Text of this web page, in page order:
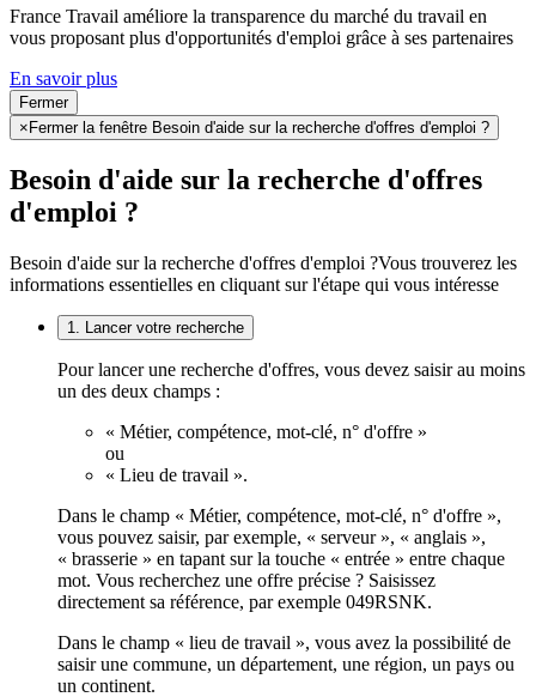
France Travail améliore la transparence du marché du travail en
vous proposant plus d'opportunités d'emploi grâce à ses partenaires
En savoir plus
Fermer
× Fermer la fenêtre Besoin d'aide sur la recherche d'offres d'emploi ?
Besoin d'aide sur la recherche d'offres
d'emploi ?
Besoin d'aide sur la recherche d'offres d'emploi ?Vous trouverez les
informations essentielles en cliquant sur l'étape qui vous intéresse
1. Lancer votre recherche
Pour lancer une recherche d'offres, vous devez saisir au moins
un des deux champs :
« Métier, compétence, mot-clé, n° d'offre »
ou
« Lieu de travail ».
Dans le champ « Métier, compétence, mot-clé, n° d'offre »,
vous pouvez saisir, par exemple, « serveur », « anglais »,
« brasserie » en tapant sur la touche « entrée » entre chaque
mot. Vous recherchez une offre précise ? Saisissez
directement sa référence, par exemple 049RSNK.
Dans le champ « lieu de travail », vous avez la possibilité de
saisir une commune, un département, une région, un pays ou
un continent.